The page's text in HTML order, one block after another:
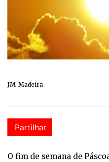
JM-Madeira
Partilhar
O fim de semana de